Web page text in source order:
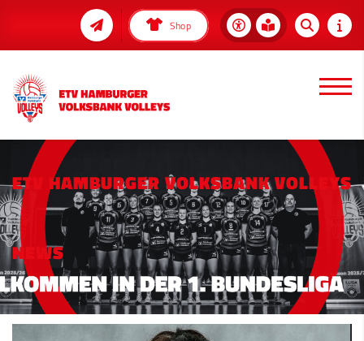
Shop
ETV HAMBURGER VOLKSBANK VOLLEYS
NEWS